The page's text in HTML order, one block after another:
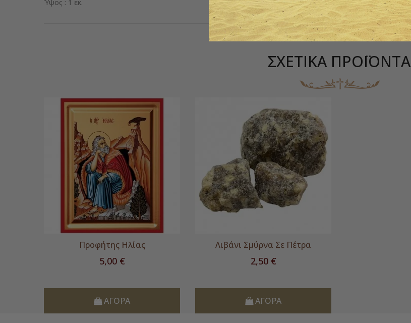
Ύψος : 1 εκ.
ΣΧΕΤΙΚΆ ΠΡΟΪΌΝΤΑ
Προφήτης Ηλίας
Τιμή
5,00 €
ΑΓΟΡΆ
Λιβάνι Σμύρνα Σε Πέτρα
Τιμή
2,50 €
ΑΓΟΡΆ